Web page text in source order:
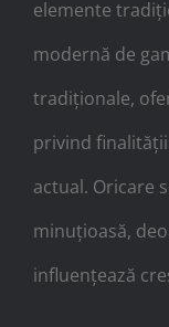
elemente
modernă de
tradiționale,
privind
actual. Oricare
minuțioasă,
influențează